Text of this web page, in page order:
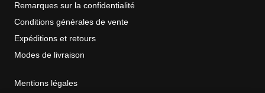
Remarques sur la confidentialité
Conditions générales de vente
Expéditions et retours
Modes de livraison
Mentions légales